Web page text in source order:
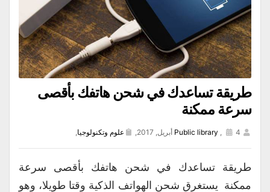
طريقة تساعدك في شحن هاتفك بأقصى
سرعة ممكنة
Public library , 4 أبريل, 2017, علوم وتكنولوجيا,
طريقة تساعدك في شحن هاتفك بأقصى سرعة
ممكنة يستغرق شحن الهواتف الذكية وقتا طويلا، وهو